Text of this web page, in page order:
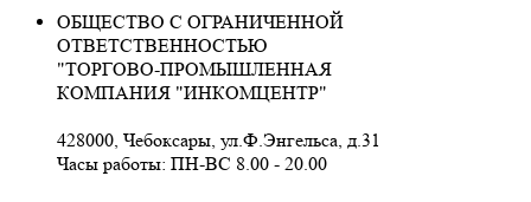
ОБЩЕСТВО С ОГРАНИЧЕННОЙ
ОТВЕТСТВЕННОСТЬЮ
"ТОРГОВО-ПРОМЫШЛЕННАЯ
КОМПАНИЯ "ИНКОМЦЕНТР"
428000, Чебоксары, ул.Ф.Энгельса, д.31
Часы работы: ПН-ВС 8.00 - 20.00